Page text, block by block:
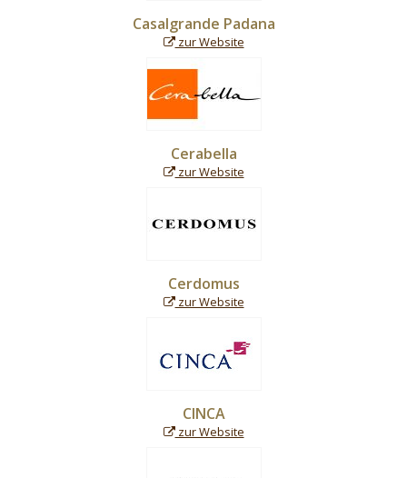
Casalgrande Padana
zur Website
Cerabella
zur Website
Cerdomus
zur Website
CINCA
zur Website